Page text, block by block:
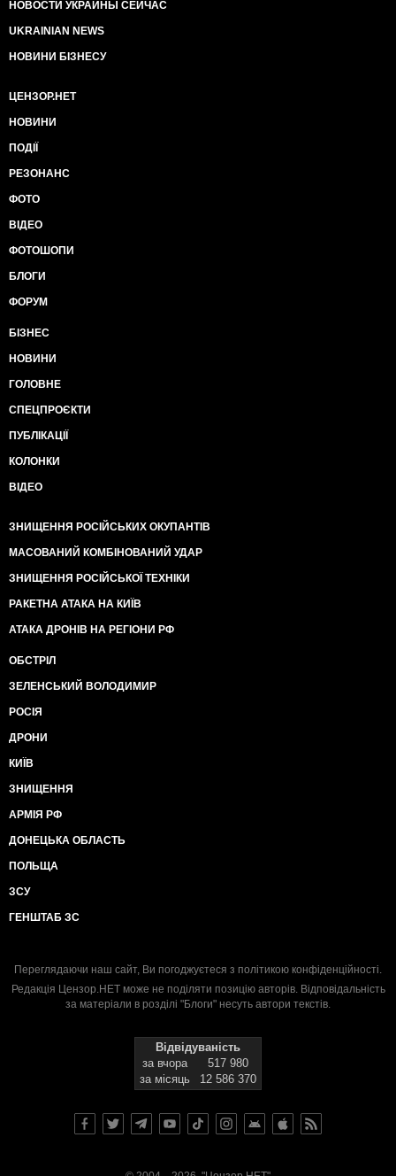
НОВОСТИ УКРАИНЫ СЕЙЧАС
UKRAINIAN NEWS
НОВИНИ БІЗНЕСУ
ЦЕНЗОР.НЕТ
НОВИНИ
ПОДІЇ
РЕЗОНАНС
ФОТО
ВІДЕО
ФОТОШОПИ
БЛОГИ
ФОРУМ
БІЗНЕС
НОВИНИ
ГОЛОВНЕ
СПЕЦПРОЄКТИ
ПУБЛІКАЦІЇ
КОЛОНКИ
ВІДЕО
ЗНИЩЕННЯ РОСІЙСЬКИХ ОКУПАНТІВ
МАСОВАНИЙ КОМБІНОВАНИЙ УДАР
ЗНИЩЕННЯ РОСІЙСЬКОЇ ТЕХНІКИ
РАКЕТНА АТАКА НА КИЇВ
АТАКА ДРОНІВ НА РЕГІОНИ РФ
ОБСТРІЛ
ЗЕЛЕНСЬКИЙ ВОЛОДИМИР
РОСІЯ
ДРОНИ
КИЇВ
ЗНИЩЕННЯ
АРМІЯ РФ
ДОНЕЦЬКА ОБЛАСТЬ
ПОЛЬЩА
ЗСУ
ГЕНШТАБ ЗС
Переглядаючи наш сайт, Ви погоджуєтеся з політикою конфіденційності.
Редакція Цензор.НЕТ може не поділяти позицію авторів. Відповідальність
за матеріали в розділі "Блоги" несуть автори текстів.
Відвідуваність
за вчора
517 980
за місяць
12 586 370